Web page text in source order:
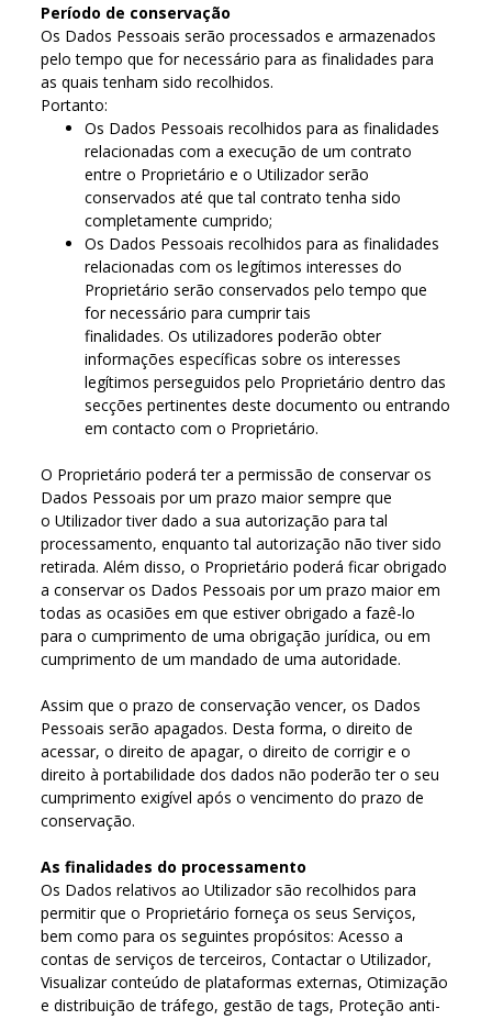
Período de conservação
Os Dados Pessoais serão processados e armazenados
pelo tempo que for necessário para as finalidades para
as quais tenham sido recolhidos.
Portanto:
Os Dados Pessoais recolhidos para as finalidades
relacionadas com a execução de um contrato
entre o Proprietário e o Utilizador serão
conservados até que tal contrato tenha sido
completamente cumprido;
Os Dados Pessoais recolhidos para as finalidades
relacionadas com os legítimos interesses do
Proprietário serão conservados pelo tempo que
for necessário para cumprir tais
finalidades. Os utilizadores poderão obter
informações específicas sobre os interesses
legítimos perseguidos pelo Proprietário dentro das
secções pertinentes deste documento ou entrando
em contacto com o Proprietário.
O Proprietário poderá ter a permissão de conservar os
Dados Pessoais por um prazo maior sempre que
o Utilizador tiver dado a sua autorização para tal
processamento, enquanto tal autorização não tiver sido
retirada. Além disso, o Proprietário poderá ficar obrigado
a conservar os Dados Pessoais por um prazo maior em
todas as ocasiões em que estiver obrigado a fazê-lo
para o cumprimento de uma obrigação jurídica, ou em
cumprimento de um mandado de uma autoridade.
Assim que o prazo de conservação vencer, os Dados
Pessoais serão apagados. Desta forma, o direito de
acessar, o direito de apagar, o direito de corrigir e o
direito à portabilidade dos dados não poderão ter o seu
cumprimento exigível após o vencimento do prazo de
conservação.
As finalidades do processamento
Os Dados relativos ao Utilizador são recolhidos para
permitir que o Proprietário forneça os seus Serviços,
bem como para os seguintes propósitos: Acesso a
contas de serviços de terceiros, Contactar o Utilizador,
Visualizar conteúdo de plataformas externas, Otimização
e distribuição de tráfego, gestão de tags, Proteção anti-